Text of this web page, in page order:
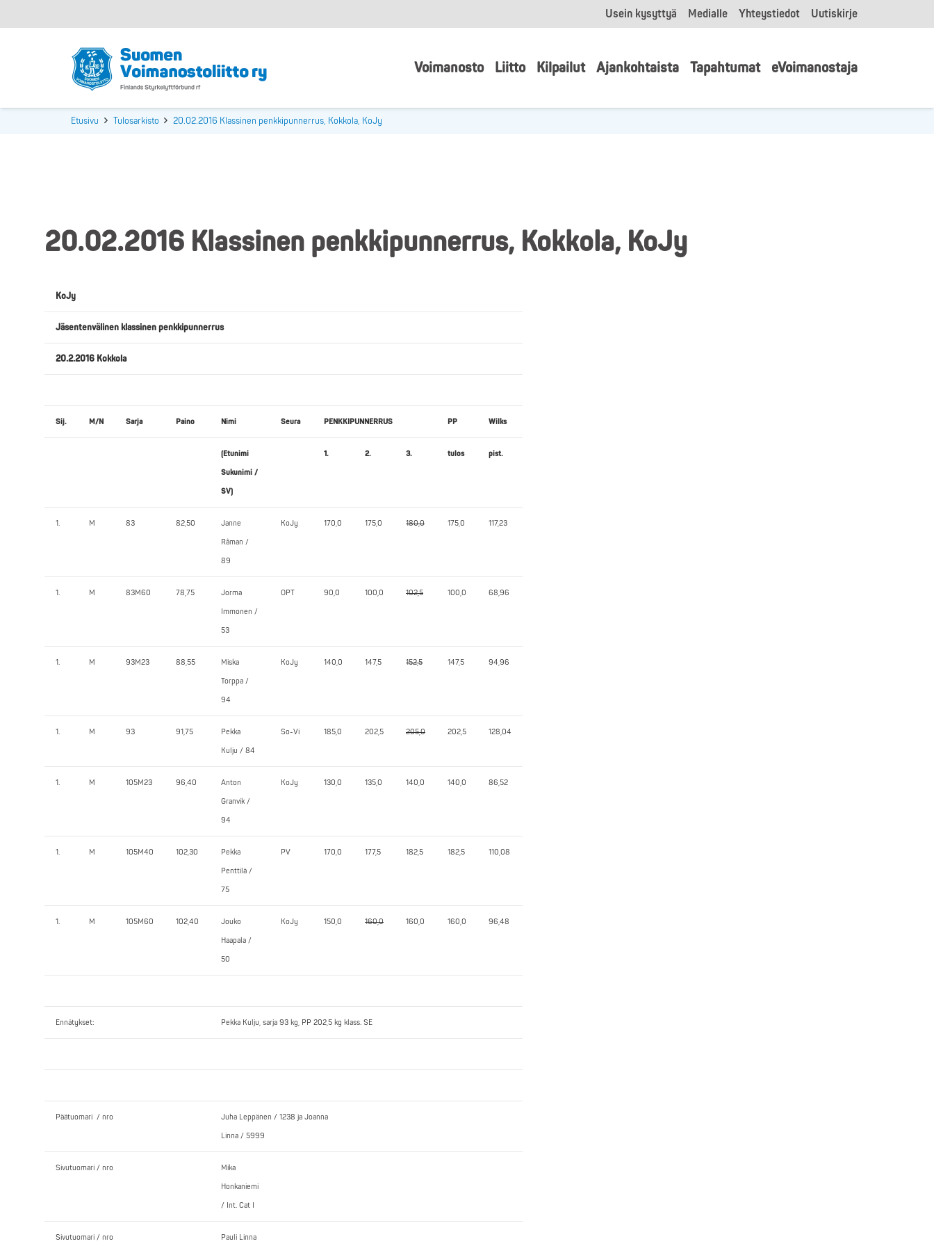
Usein kysyttyä Medialle Yhteystiedot Uutiskirje
Voimanosto Liitto Kilpailut Ajankohtaista Tapahtumat eVoimanostaja
Etusivu Tulosarkisto 20.02.2016 Klassinen penkkipunnerrus, Kokkola, KoJy
20.02.2016 Klassinen penkkipunnerrus, Kokkola, KoJy
KoJy
Jäsentenvälinen klassinen penkkipunnerrus
20.2.2016 Kokkola
Sij. M/N Sarja Paino Nimi Seura PENKKIPUNNERRUS PP Wilks
(Etunimi
Sukunimi /
SV)
1. 2. 3. tulos pist.
1. M 83 82,50 Janne
Råman /
89
KoJy 170,0 175,0 180,0 175,0 117,23
1. M 83M60 78,75 Jorma
Immonen /
53
OPT 90,0 100,0 102,5 100,0 68,96
1. M 93M23 88,55 Miska
Torppa /
94
KoJy 140,0 147,5 152,5 147,5 94,96
1. M 93 91,75 Pekka
Kulju / 84
So-Vi 185,0 202,5 205,0 202,5 128,04
1. M 105M23 96,40 Anton
Granvik /
94
KoJy 130,0 135,0 140,0 140,0 86,52
1. M 105M40 102,30 Pekka
Penttilä /
75
PV 170,0 177,5 182,5 182,5 110,08
1. M 105M60 102,40 Jouko
Haapala /
50
KoJy 150,0 160,0 160,0 160,0 96,48
Ennätykset: Pekka Kulju, sarja 93 kg, PP 202,5 kg klass. SE
Päätuomari / nro Juha Leppänen / 1238 ja Joanna
Linna / 5999
Sivutuomari / nro Mika
Honkaniemi
/ Int. Cat I
Sivutuomari / nro Pauli Linna